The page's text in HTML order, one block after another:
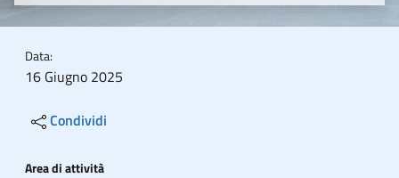
Data:
16 Giugno 2025
Condividi
Area di attività